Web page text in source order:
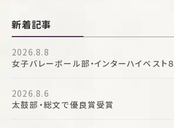
新着記事
2026.8.8
女子バレーボール部・インターハイベスト８
2026.8.6
太鼓部・総文で優良賞受賞